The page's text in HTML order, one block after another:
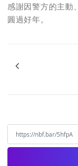
感謝因警方的主動
圓過好年。